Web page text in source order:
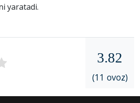
yaratadi.
3.82
(11 ovoz)